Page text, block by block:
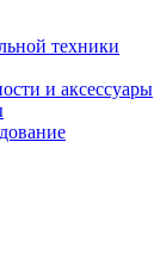
техники
и аксессуары